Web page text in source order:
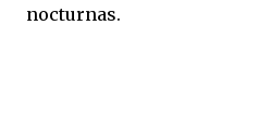
nocturnas.